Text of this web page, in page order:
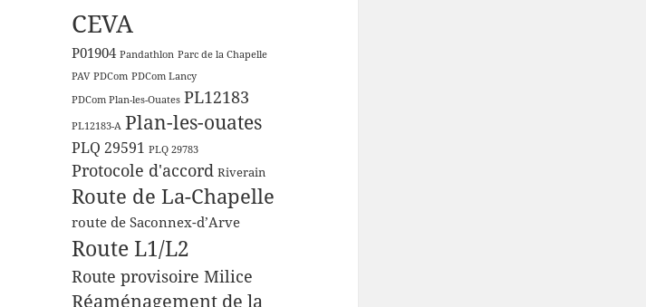
CEVA
P01904 Pandathlon Parc de la Chapelle
PAV PDCom PDCom Lancy
PDCom Plan-les-Ouates PL12183
PL12183-A Plan-les-ouates
PLQ 29591 PLQ 29783
Protocole d'accord Riverain
Route de La-Chapelle
route de Saconnex-d’Arve
Route L1/L2
Route provisoire Milice
Réaménagement de la